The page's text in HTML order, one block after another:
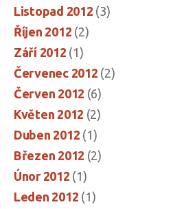
Listopad 2012 (3)
Říjen 2012 (2)
Září 2012 (1)
Červenec 2012 (2)
Červen 2012 (6)
Květen 2012 (2)
Duben 2012 (1)
Březen 2012 (2)
Únor 2012 (1)
Leden 2012 (1)